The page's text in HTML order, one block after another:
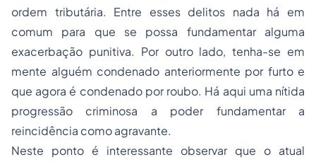
ordem tributária. Entre esses delitos nada há em
comum para que se possa fundamentar alguma
exacerbação punitiva. Por outro lado, tenha-se em
mente alguém condenado anteriormente por furto e
que agora é condenado por roubo. Há aqui uma nítida
progressão criminosa a poder fundamentar a
reincidência como agravante.
Neste ponto é interessante observar que o atual